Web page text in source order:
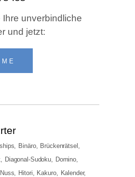
Ihre unver­bind­li­che
und jetzt:
Binäro
Brückenrätsel
Diagonal-Sudoku
Domino
Hitori Kakuro
Kalender